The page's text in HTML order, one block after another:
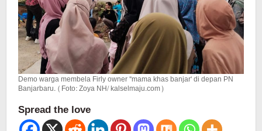
Demo warga membela Firly owner "mama khas banjar' di depan PN
Banjarbaru. (Foto: Zoya NH/ kalselmaju.com)
Spread the love